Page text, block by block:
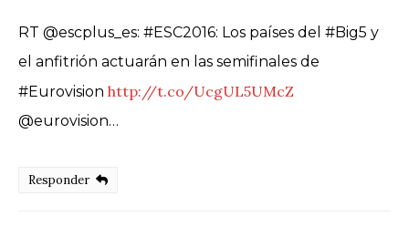
RT @escplus_es: #ESC2016: Los países del #Big5 y
el anfitrión actuarán en las semifinales de
#Eurovision http://t.co/UcgUL5UMcZ
@eurovision…
Responder